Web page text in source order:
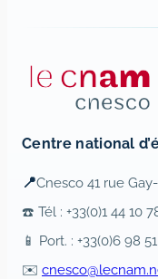
Centre national
📍Cnesco 41 rue
☎️ Tél : +33(0)1 44 10
📱 Port. : +33(0)6 98
✉️